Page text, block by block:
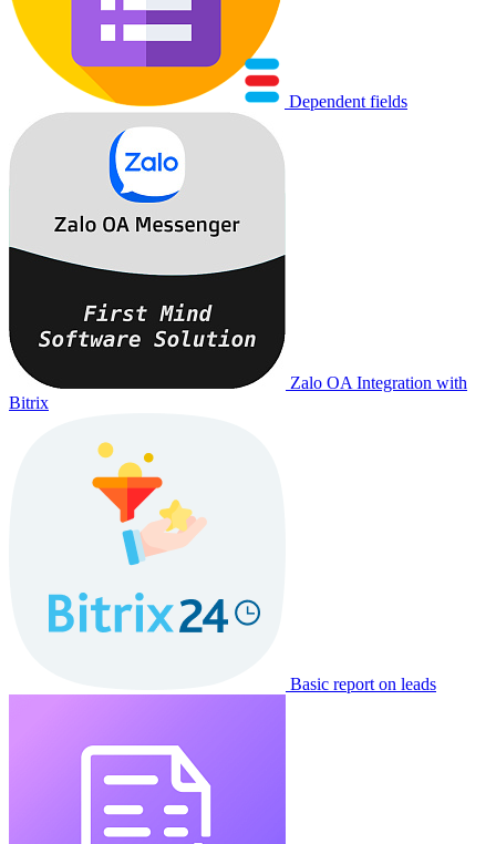
Dependent fields
Zalo OA Integration with
Bitrix
Basic report on leads